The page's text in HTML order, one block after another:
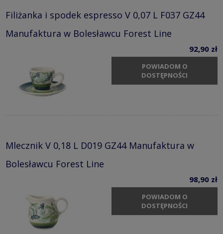
Filiżanka i spodek espresso V 0,07 L F037 GZ44
Manufaktura w Bolesławcu Forest Line
92,90 zł
POWIADOM O
DOSTĘPNOŚCI
Mlecznik V 0,18 L D019 GZ44 Manufaktura w
Bolesławcu Forest Line
98,90 zł
POWIADOM O
DOSTĘPNOŚCI